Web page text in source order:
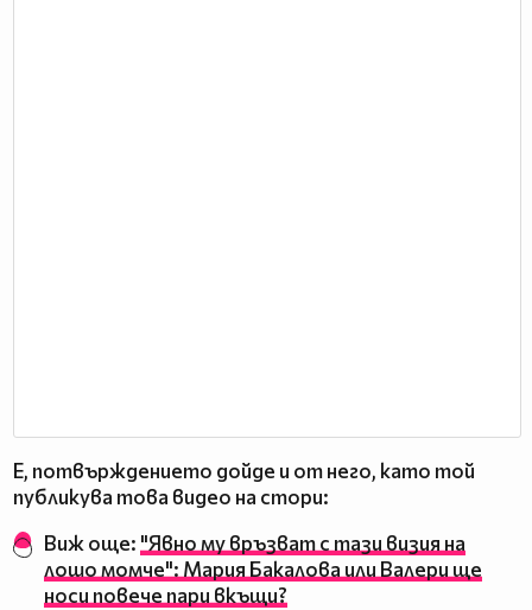
Е, потвърждението дойде и от него, като той
публикува това видео на стори:
Виж още: "Явно му връзват с тази визия на
лошо момче": Мария Бакалова или Валери ще
носи повече пари вкъщи?